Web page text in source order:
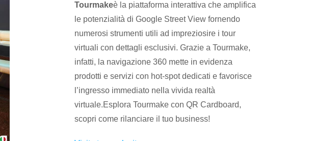
Tourmakeè la piattaforma interattiva che amplifica
le potenzialità di Google Street View fornendo
numerosi strumenti utili ad impreziosire i tour
virtuali con dettagli esclusivi. Grazie a Tourmake,
infatti, la navigazione 360 mette in evidenza
prodotti e servizi con hot-spot dedicati e favorisce
l’ingresso immediato nella vivida realtà
virtuale.Esplora Tourmake con QR Cardboard,
scopri come rilanciare il tuo business!